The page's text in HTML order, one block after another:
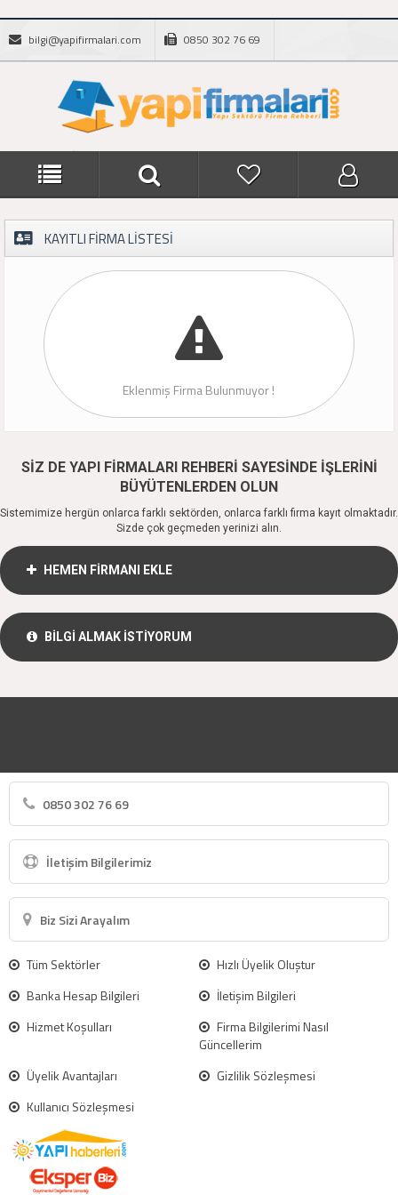
bilgi@yapifirmalari.com 0850 302 76 69
KAYITLI FİRMA LİSTESİ
Eklenmiş Firma Bulunmuyor !
SİZ DE YAPI FİRMALARI REHBERİ SAYESİNDE İŞLERİNİ
BÜYÜTENLERDEN OLUN
Sistemimize hergün onlarca farklı sektörden, onlarca farklı firma kayıt olmaktadır.
Sizde çok geçmeden yerinizi alın.
HEMEN FİRMANI EKLE
BİLGİ ALMAK İSTİYORUM
0850 302 76 69
İletişim Bilgilerimiz
Biz Sizi Arayalım
Tüm Sektörler
Hızlı Üyelik Oluştur
Banka Hesap Bilgileri
İletişim Bilgileri
Hizmet Koşulları
Firma Bilgilerimi Nasıl
Güncellerim
Üyelik Avantajları
Gizlilik Sözleşmesi
Kullanıcı Sözleşmesi